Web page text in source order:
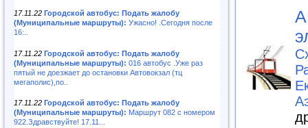
17.11.22 Городской автобус: Подать жалобу
(Муниципальные маршруты): Ужасно! .Сегодня после
16:..
17.11.22 Городской автобус: Подать жалобу
(Муниципальные маршруты): 016 автобус .Уже раз
пятый не доезжает до остановки Автовокзал (тц
мегаполис),по..
17.11.22 Городской автобус: Подать жалобу
(Муниципальные маршруты): Маршрут 082 с номером
922.Здравствуйте! 17.11...